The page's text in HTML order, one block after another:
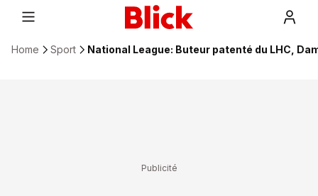
Home Sport National League: Buteur patenté du LHC,